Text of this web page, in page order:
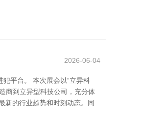
2026-06-04
平台。 本次展会以“立异科
商到立异型科技公司，充分体
新的行业趋势和时刻动态。同